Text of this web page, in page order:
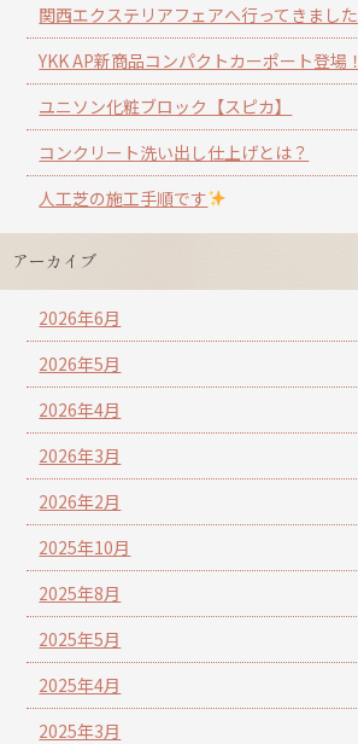
関西エクステリアフェアへ行ってきました
YKK AP新商品コンパクトカーポート登場！
ユニソン化粧ブロック【スピカ】
コンクリート洗い出し仕上げとは？
人工芝の施工手順です
アーカイブ
2026年6月
2026年5月
2026年4月
2026年3月
2026年2月
2025年10月
2025年8月
2025年5月
2025年4月
2025年3月